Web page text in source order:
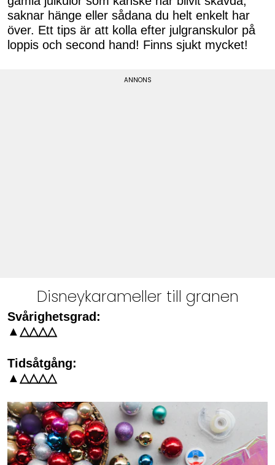
saknar hänge eller sådana du helt enkelt har
över. Ett tips är att kolla efter julgranskulor på
loppis och second hand! Finns sjukt mycket!
Disneykarameller till granen
Svårighetsgrad:
▲△△△△
Tidsåtgång:
▲△△△△